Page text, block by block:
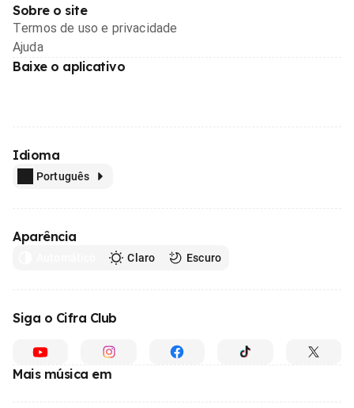
Sobre o site
Termos de uso e privacidade
Ajuda
Baixe o aplicativo
Idioma
Português
Aparência
Claro Escuro
Siga o Cifra Club
Mais música em